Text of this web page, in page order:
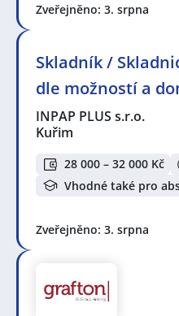
Zveřejněno: 3. srpna
Skladník /
dle možností a
INPAP PLUS s.r.o.
Kuřim
28 000 – 32 000 Kč
Vhodné také pro
Zveřejněno: 3. srpna